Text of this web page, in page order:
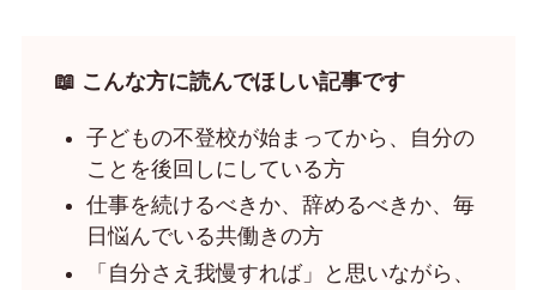
📖 こんな方に読んでほしい記事です
子どもの不登校が始まってから、自分の
ことを後回しにしている方
仕事を続けるべきか、辞めるべきか、毎
日悩んでいる共働きの方
「自分さえ我慢すれば」と思いながら、